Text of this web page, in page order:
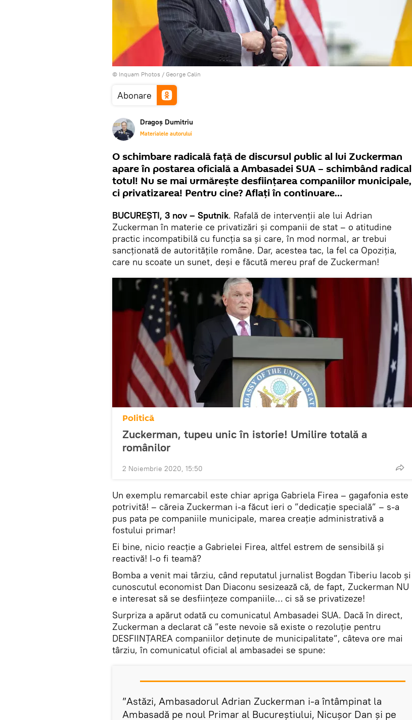
© Inquam Photos / George Calin
Abonare
Dragoș Dumitriu
Materialele autorului
O schimbare radicală față de discursul public al lui Zuckerman
apare în postarea oficială a Ambasadei SUA – schimbând radical
totul! Nu se mai urmărește desființarea companiilor municipale,
ci privatizarea! Pentru cine? Aflați în continuare…
BUCUREȘTI, 3 nov – Sputnik. Rafală de intervenții ale lui Adrian
Zuckerman în materie ce privatizări și companii de stat – o atitudine
practic incompatibilă cu funcția sa și care, în mod normal, ar trebui
sancționată de autoritățile române. Dar, acestea tac, la fel ca Opoziția,
care nu scoate un sunet, deși e făcută mereu praf de Zuckerman!
Politică
Zuckerman, tupeu unic în istorie! Umilire totală a
românilor
2 Noiembrie 2020, 15:50
Un exemplu remarcabil este chiar apriga Gabriela Firea – gagafonia este
potrivită! – căreia Zuckerman i-a făcut ieri o ”dedicație specială” – s-a
pus pata pe companiile municipale, marea creație administrativă a
fostului primar!
Ei bine, nicio reacție a Gabrielei Firea, altfel estrem de sensibilă și
reactivă! I-o fi teamă?
Bomba a venit mai târziu, când reputatul jurnalist Bogdan Tiberiu Iacob și
cunoscutul economist Dan Diaconu sesizează că, de fapt, Zuckerman NU
e interesat să se desființeze companiile… ci să se privatizeze!
Surpriza a apărut odată cu comunicatul Ambasadei SUA. Dacă în direct,
Zuckerman a declarat că ”este nevoie să existe o rezoluţie pentru
DESFIINȚAREA companiilor deţinute de municipalitate”, câteva ore mai
târziu, în comunicatul oficial al ambasadei se spune:
”Astăzi, Ambasadorul Adrian Zuckerman i-a întâmpinat la
Ambasadă pe noul Primar al Bucureștiului, Nicușor Dan și pe